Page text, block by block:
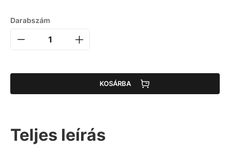
Darabszám
KOSÁRBA
Teljes leírás